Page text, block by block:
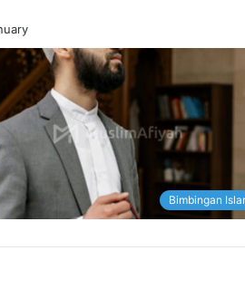
Bimbingan